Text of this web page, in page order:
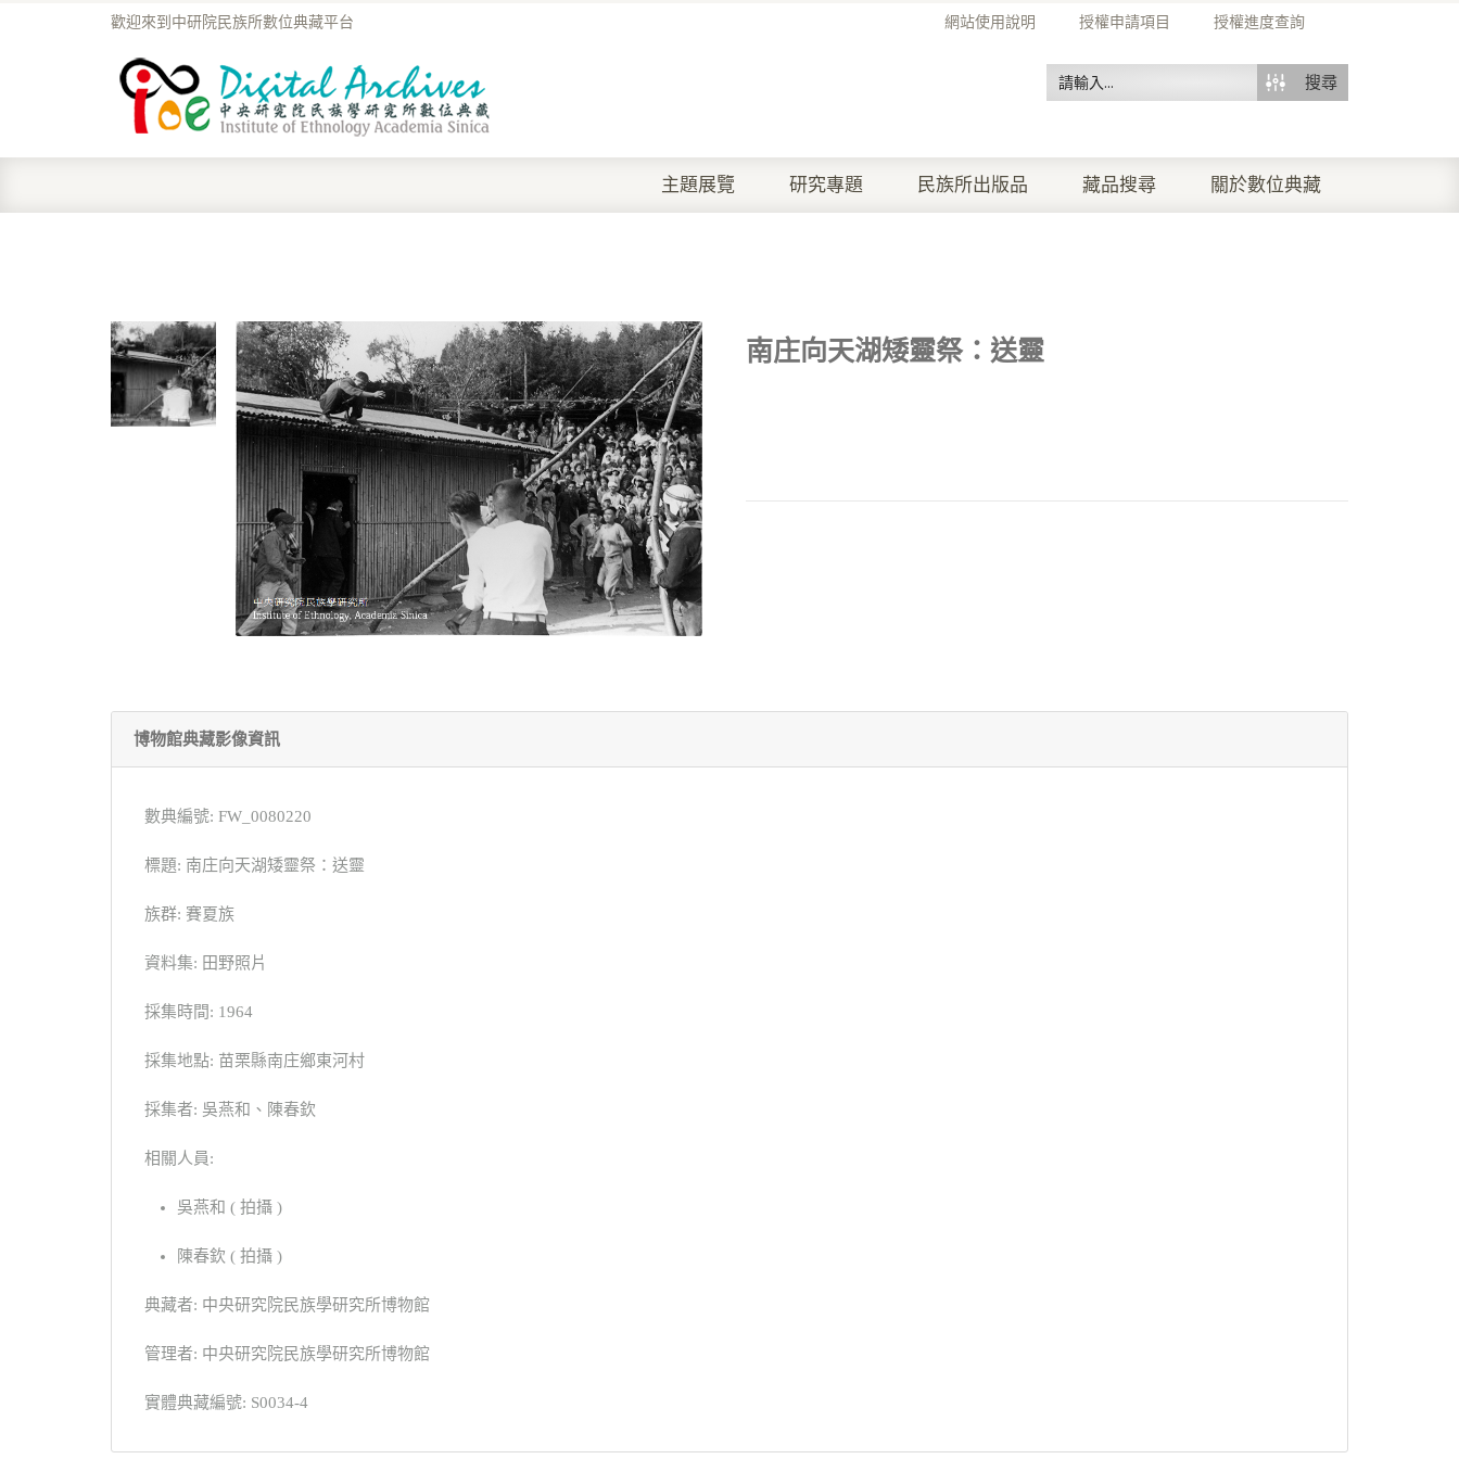
網站使用說明 授權申請項目 授權進度查詢
歡迎來到中研院民族所數位典藏平台
搜尋
主題展覽 研究專題 民族所出版品 藏品搜尋 關於數位典藏
南庄向天湖矮靈祭：送靈
博物館典藏影像資訊
數典編號: FW_0080220
標題: 南庄向天湖矮靈祭：送靈
族群: 賽夏族
資料集: 田野照片
採集時間: 1964
採集地點: 苗栗縣南庄鄉東河村
採集者: 吳燕和、陳春欽
相關人員:
吳燕和 ( 拍攝 )
陳春欽 ( 拍攝 )
典藏者: 中央研究院民族學研究所博物館
管理者: 中央研究院民族學研究所博物館
實體典藏編號: S0034-4